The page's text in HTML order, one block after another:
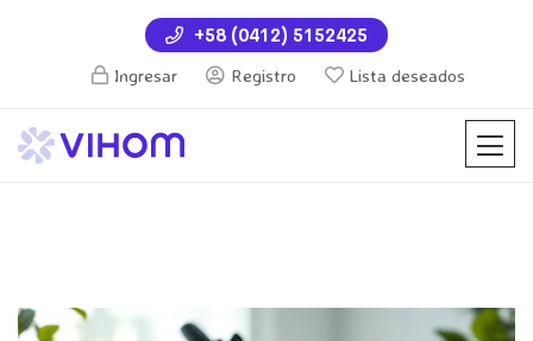
+58 (0412) 5152425
Ingresar
Registro Lista deseados